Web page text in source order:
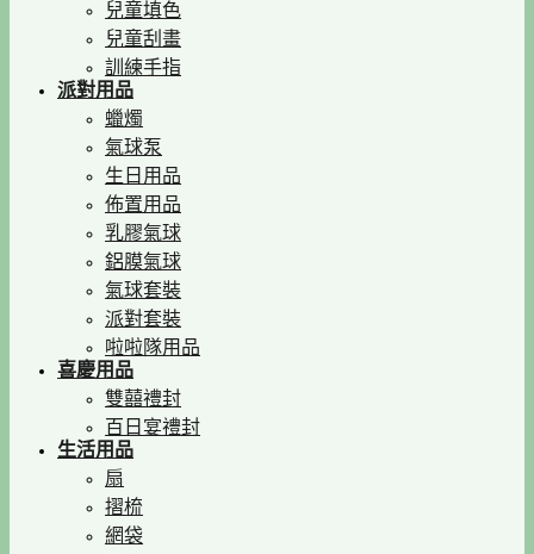
兒童填色
兒童刮畫
訓練手指
派對用品
蠟燭
氣球泵
生日用品
佈置用品
乳膠氣球
鋁膜氣球
氣球套裝
派對套裝
啦啦隊用品
喜慶用品
雙囍禮封
百日宴禮封
生活用品
扇
摺梳
網袋